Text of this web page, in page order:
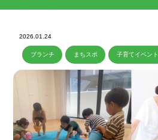
-お知らせ
●まちスポでできること
Activities
イベントに参加する
スペースをかりる
-
悩みを相談する
-広報ができる
2026.01.24
ブランチ まちスポ 子育てイベント